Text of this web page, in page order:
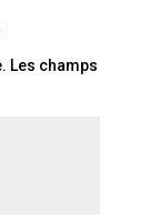
Les champs